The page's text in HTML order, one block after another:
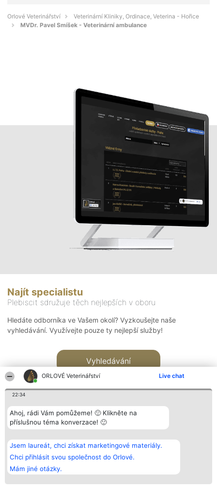
ORLOVÉ Veterinářství Live chat
22:34
Ahoj, rádi Vám pomůžeme! 🙂 Klikněte na
příslušnou téma konverzace! 🙂
Jsem laureát, chci získat marketingové materiály.
Chci přihlásit svou společnost do Orlové.
Mám jiné otázky.
Orlové Veterinářství
Veterinární Kliniky, Ordinace, Veterina - Hořice
MVDr. Pavel Smíšek - Veterinární ambulance
Najít specialistu
Plebiscit sdružuje těch nejlepších v oboru
Hledáte odborníka ve Vašem okolí? Vyzkoušejte naše
vyhledávání. Využívejte pouze ty nejlepší služby!
Vyhledávání
Bright Side Solutions sp. z o.
o. sp. k.
ul. Ruska 22
Wrocław 50-079
KRS 0000749100 | Regon
381313360 | NIP 8943132676
Vítězové
Seznam všech
laureátů
Zásady
Zásady
Kontakt